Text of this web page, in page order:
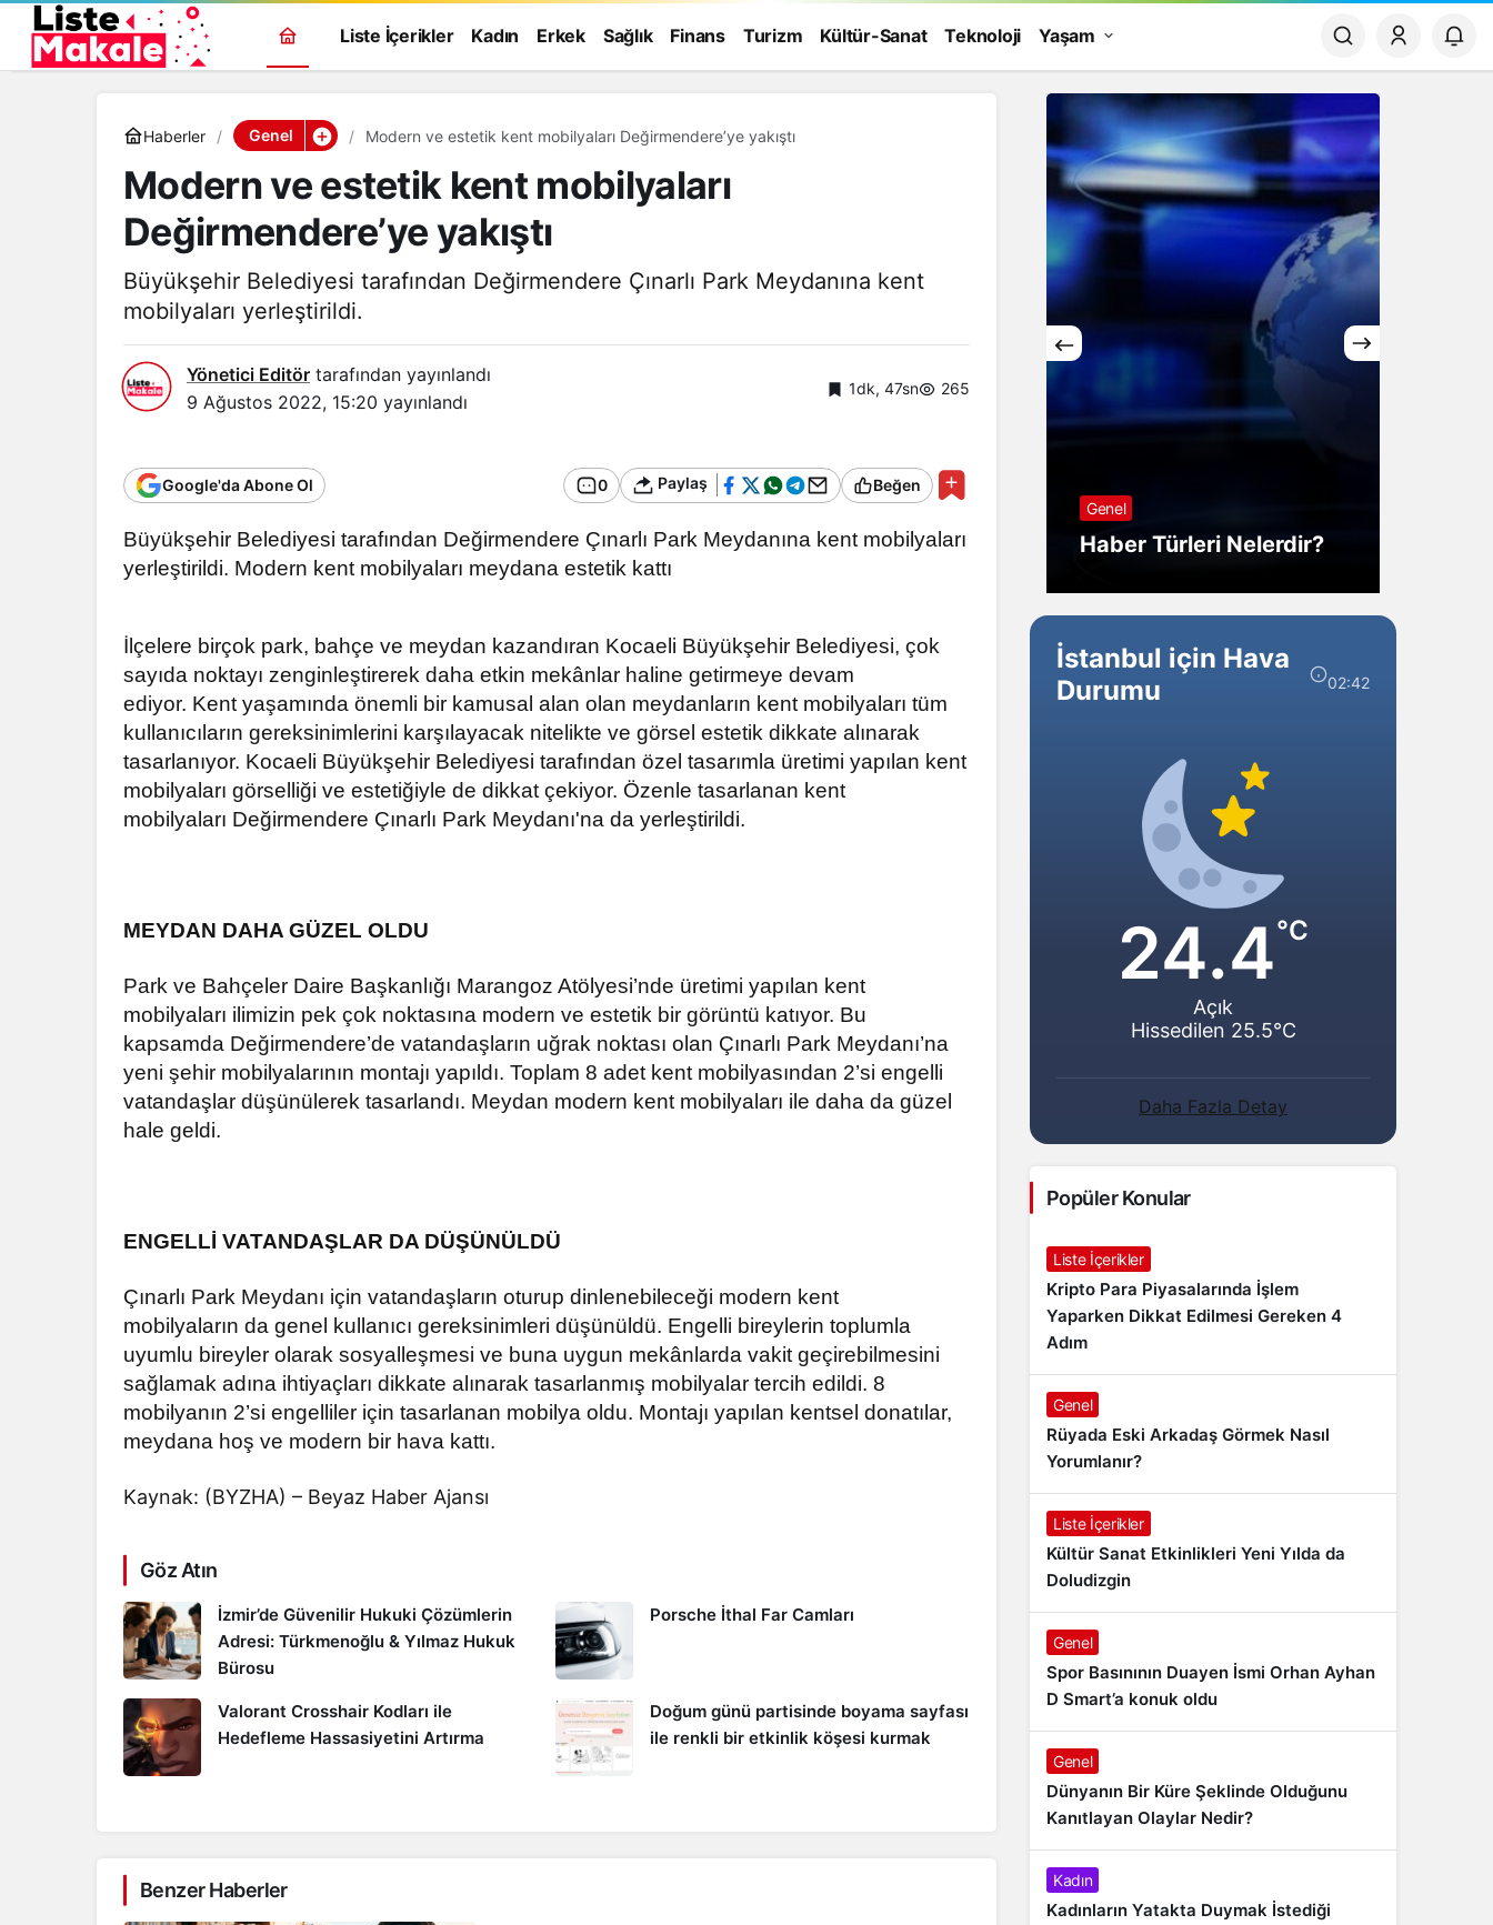
Liste İçerikler Kadın Erkek Sağlık Finans Turizm Kültür-Sanat Teknoloji Yaşam
Haberler Genel Modern ve estetik kent mobilyaları Değirmendere’ye yakıştı
Modern ve estetik kent mobilyaları
Değirmendere’ye yakıştı
Büyükşehir Belediyesi tarafından Değirmendere Çınarlı Park Meydanına kent
mobilyaları yerleştirildi.
Yönetici Editör tarafından yayınlandı
9 Ağustos 2022, 15:20 yayınlandı
1dk, 47sn 265
Google'da Abone Ol 0 Paylaş Beğen
Büyükşehir Belediyesi tarafından Değirmendere Çınarlı Park Meydanına kent mobilyaları
yerleştirildi. Modern kent mobilyaları meydana estetik kattı
İlçelere birçok park, bahçe ve meydan kazandıran Kocaeli Büyükşehir Belediyesi, çok
sayıda noktayı zenginleştirerek daha etkin mekânlar haline getirmeye devam
ediyor. Kent yaşamında önemli bir kamusal alan olan meydanların kent mobilyaları tüm
kullanıcıların gereksinimlerini karşılayacak nitelikte ve görsel estetik dikkate alınarak
tasarlanıyor. Kocaeli Büyükşehir Belediyesi tarafından özel tasarımla üretimi yapılan kent
mobilyaları görselliği ve estetiğiyle de dikkat çekiyor. Özenle tasarlanan kent
mobilyaları Değirmendere Çınarlı Park Meydanı'na da yerleştirildi.
MEYDAN DAHA GÜZEL OLDU
Park ve Bahçeler Daire Başkanlığı Marangoz Atölyesi’nde üretimi yapılan kent
mobilyaları i limizin pek çok noktasına modern ve estetik bir görüntü katıyor. Bu
kapsamda Değirmendere’de vatandaşların uğrak noktası olan Çınarlı Park Meydanı’na
yeni şehir mobilyalarının montajı yapıldı. Toplam 8 adet kent mobilyasından 2’si engelli
vatandaşlar düşünülerek tasarlandı. Meydan modern kent mobilyaları ile daha da güzel
hale geldi.
ENGELLİ VATANDAŞLAR DA DÜŞÜNÜLDÜ
Çınarlı Park Meydanı için vatandaşların oturup dinlenebileceği modern kent
mobilyaların da genel kullanıcı gereksinimleri düşünüldü. Engelli bireylerin toplumla
uyumlu bireyler olarak sosyalleşmesi ve buna uygun mekânlarda vakit geçirebilmesini
sağlamak adına ihtiyaçları dikkate alınarak tasarlanmış mobilyalar tercih edildi. 8
mobilyanın 2’si engelliler için tasarlanan mobilya oldu. Montajı yapılan kentsel donatılar,
meydana hoş ve modern bir hava kattı.
Kaynak: (BYZHA) – Beyaz Haber Ajansı
Göz Atın
İzmir’de Güvenilir Hukuki Çözümlerin
Adresi: Türkmenoğlu & Yılmaz Hukuk
Bürosu
Porsche İthal Far Camları
Valorant Crosshair Kodları ile
Hedefleme Hassasiyetini Artırma
Doğum günü partisinde boyama sayfası
ile renkli bir etkinlik köşesi kurmak
Benzer Haberler
Genel
Zaman Bağlanır?
Genel
Haber Türleri Nelerdir?
İstanbul için Hava
Durumu
02:42
24.4°C
Açık
Hissedilen 25.5°C
Daha Fazla Detay
Popüler Konular
Liste İçerikler
Kripto Para Piyasalarında İşlem
Yaparken Dikkat Edilmesi Gereken 4
Adım
Genel
Rüyada Eski Arkadaş Görmek Nasıl
Yorumlanır?
Liste İçerikler
Kültür Sanat Etkinlikleri Yeni Yılda da
Doludizgin
Genel
Spor Basınının Duayen İsmi Orhan Ayhan
D Smart’a konuk oldu
Genel
Dünyanın Bir Küre Şeklinde Olduğunu
Kanıtlayan Olaylar Nedir?
Kadın
Kadınların Yatakta Duymak İstediği